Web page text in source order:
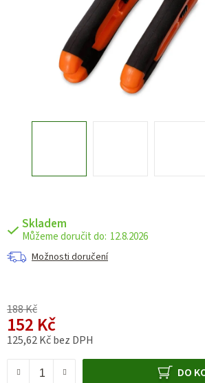
Skladem
12.8.2026
Možnosti doručení
188 Kč
152 Kč
125,62 Kč bez DPH
DO